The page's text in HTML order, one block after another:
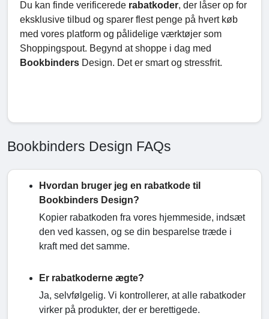
Du kan finde verificerede rabatkoder, der låser op for
eksklusive tilbud og sparer flest penge på hvert køb
med vores platform og pålidelige værktøjer som
Shoppingspout. Begynd at shoppe i dag med
Bookbinders Design. Det er smart og stressfrit.
Bookbinders Design FAQs
Hvordan bruger jeg en rabatkode til
Bookbinders Design?
Kopier rabatkoden fra vores hjemmeside, indsæt
den ved kassen, og se din besparelse træde i
kraft med det samme.
Er rabatkoderne ægte?
Ja, selvfølgelig. Vi kontrollerer, at alle rabatkoder
virker på produkter, der er berettigede.